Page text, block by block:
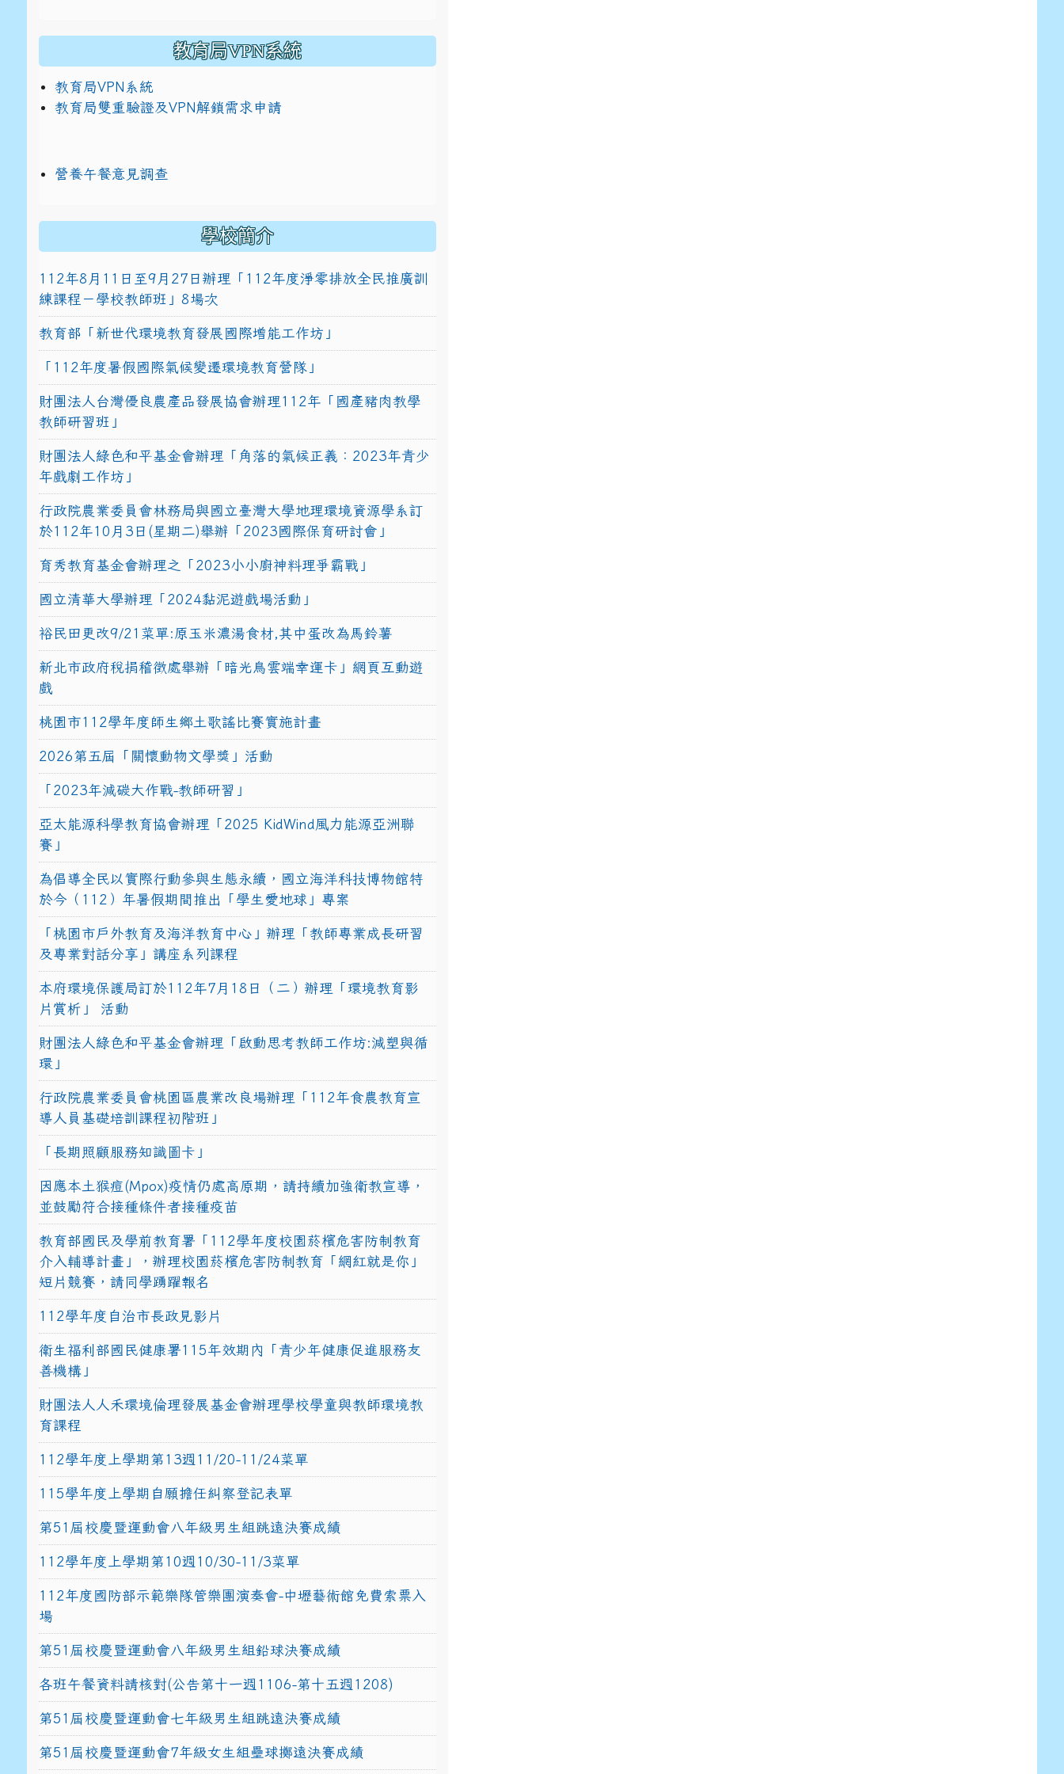
教育局VPN系統
教育局VPN系統
教育局雙重驗證及VPN解鎖需求申請
營養午餐意見調查
學校簡介
112年8月11日至9月27日辦理「112年度淨零排放全民推廣訓
練課程－學校教師班」8場次
教育部「新世代環境教育發展國際增能工作坊」
「112年度暑假國際氣候變遷環境教育營隊」
財團法人台灣優良農產品發展協會辦理112年「國產豬肉教學
教師研習班」
財團法人綠色和平基金會辦理「角落的氣候正義：2023年青少
年戲劇工作坊」
行政院農業委員會林務局與國立臺灣大學地理環境資源學系訂
於112年10月3日(星期二)舉辦「2023國際保育研討會」
育秀教育基金會辦理之「2023小小廚神料理爭霸戰」
國立清華大學辦理「2024黏泥遊戲場活動」
裕民田更改9/21菜單:原玉米濃湯食材,其中蛋改為馬鈴薯
新北市政府稅捐稽徵處舉辦「暗光鳥雲端幸運卡」網頁互動遊
戲
桃園市112學年度師生鄉土歌謠比賽實施計畫
2026第五屆「關懷動物文學獎」活動
「2023年減碳大作戰-教師研習」
亞太能源科學教育協會辦理「2025 KidWind風力能源亞洲聯
賽」
為倡導全民以實際行動參與生態永續，國立海洋科技博物館特
於今（112）年暑假期間推出「學生愛地球」專案
「桃園市戶外教育及海洋教育中心」辦理「教師專業成長研習
及專業對話分享」講座系列課程
本府環境保護局訂於112年7月18日（二）辦理「環境教育影
片賞析」 活動
財團法人綠色和平基金會辦理「啟動思考教師工作坊:減塑與循
環」
行政院農業委員會桃園區農業改良場辦理「112年食農教育宣
導人員基礎培訓課程初階班」
「長期照顧服務知識圖卡」
因應本土猴痘(Mpox)疫情仍處高原期，請持續加強衛教宣導，
並鼓勵符合接種條件者接種疫苗
教育部國民及學前教育署「112學年度校園菸檳危害防制教育
介入輔導計畫」，辦理校園菸檳危害防制教育「網紅就是你」
短片競賽，請同學踴躍報名
112學年度自治市長政見影片
衛生福利部國民健康署115年效期內「青少年健康促進服務友
善機構」
財團法人人禾環境倫理發展基金會辦理學校學童與教師環境教
育課程
112學年度上學期第13週11/20-11/24菜單
115學年度上學期自願擔任糾察登記表單
第51屆校慶暨運動會八年級男生組跳遠決賽成績
112學年度上學期第10週10/30-11/3菜單
112年度國防部示範樂隊管樂團演奏會-中壢藝術館免費索票入
場
第51屆校慶暨運動會八年級男生組鉛球決賽成績
各班午餐資料請核對(公告第十一週1106-第十五週1208)
第51屆校慶暨運動會七年級男生組跳遠決賽成績
第51屆校慶暨運動會7年級女生組壘球擲遠決賽成績